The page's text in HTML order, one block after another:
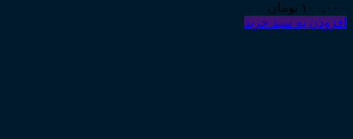
۱۰۰,۰۰۰ تومان
افزودن به سبد خرید